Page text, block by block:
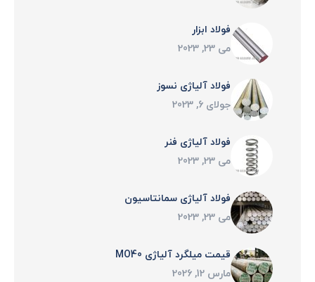
فولاد ابزار
می 23, 2023
فولاد آلیاژی نسوز
جولای 6, 2023
فولاد آلياژی فنر
می 23, 2023
فولاد آلياژی سمانتاسيون
می 23, 2023
قیمت میلگرد آلیاژی MO40
مارس 12, 2026